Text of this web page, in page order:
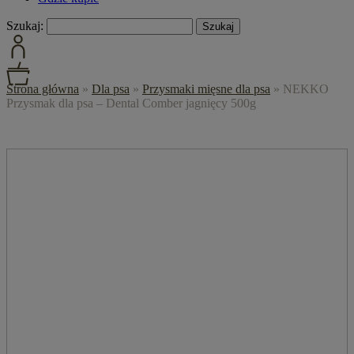
Szukaj:
Strona główna » Dla psa » Przysmaki mięsne dla psa » NEKKO
Przysmak dla psa – Dental Comber jagnięcy 500g